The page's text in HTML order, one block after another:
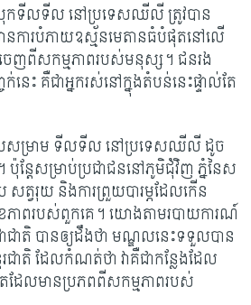
រុកទីលទីល នៅប្រទេសឈីលី ត្រូវបាន
ន​​ការ​បំភាយឧស្ម័នមេតានធំបំផុតនៅលើ
ញពីសកម្មភាព​របស់​មនុស្ស។ ជនរង
នេះ គឺជាអ្នករស់នៅក្នុងតំបន់នេះផ្ទាល់តែ​
លសម្រាម ទីលទីល នៅប្រទេសឈីលី ដូច
ន្តែសម្រាប់ប្រជាជននៅភូមិជុំវិញ ភ្នំនៃស
សត្វរុយ និង​​ការព្រួយបារម្ភដែលកើន
ាព​របស់ពួកគេ។ យោងតាមរបាយការណ៍
ាតិ បានឲ្យដឹងថា មណ្ឌល​នេះ​ទទួល​បាន​
ាតិ ដែលកំណត់ថា វាគឺជាកន្លែង​ដែល
ែលមានប្រភពពីសកម្មភាពរបស់